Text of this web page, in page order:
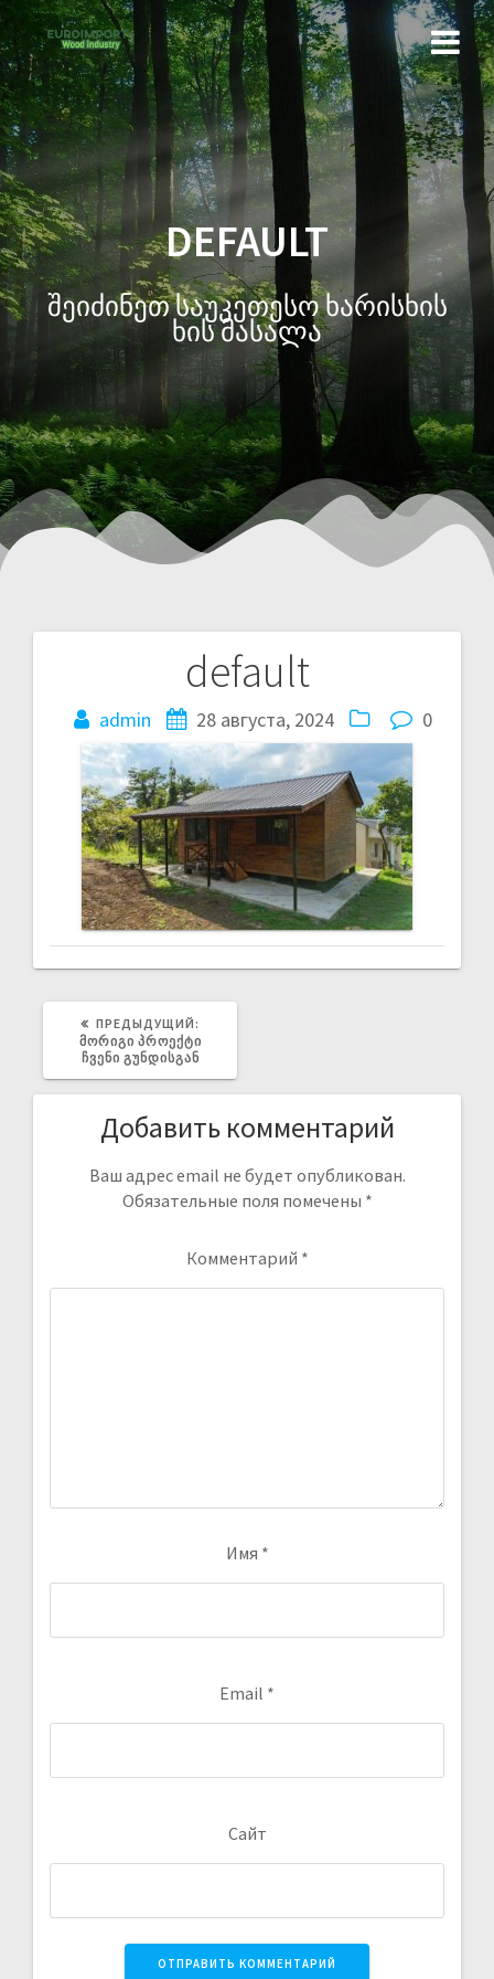
DEFAULT
შეიძინეთ საუკეთესო ხარისხის
ხის მასალა
default
admin 28 августа, 2024 0
ПРЕДЫДУЩИЙ:
ᲛᲝᲠᲘᲒᲘ ᲞᲠᲝᲔᲥᲢᲘ
ᲩᲕᲔᲜᲘ ᲒᲣᲜᲓᲘᲡᲒᲐᲜ
Добавить комментарий
Ваш адрес email не будет опубликован.
Обязательные поля помечены *
Комментарий *
Имя *
Email *
Сайт